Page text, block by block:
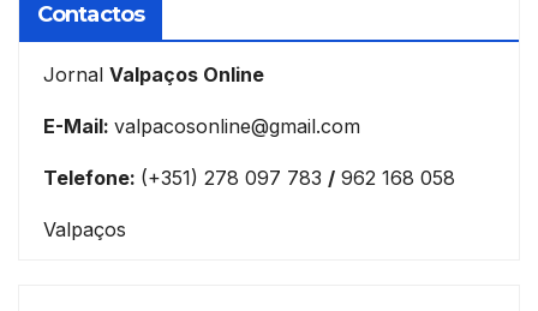
Contactos
Jornal Valpaços Online
E-Mail: valpacosonline@gmail.com
Telefone: (+351) 278 097 783 / 962 168 058
Valpaços